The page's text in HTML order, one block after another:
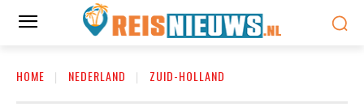
HOME NEDERLAND ZUID-HOLLAND